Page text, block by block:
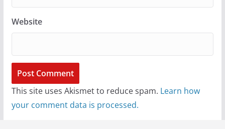
Website
This site uses Akismet to reduce spam. Learn how
your comment data is processed.